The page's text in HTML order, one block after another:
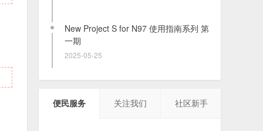
New Project S for N97 使用指南系列 第
一期
2025-05-25
2022-12-05
便民服务 关注我们 社区新手